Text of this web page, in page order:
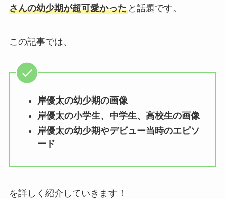
さんの幼少期が超可愛かったと話題です。
この記事では、
岸優太の幼少期の画像
岸優太の小学生、中学生、高校生の画像
岸優太の幼少期やデビュー当時のエピソ
ード
を詳しく紹介していきます！